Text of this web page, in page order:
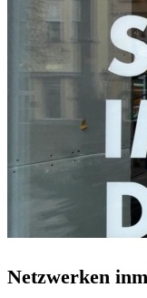
Netzwerken